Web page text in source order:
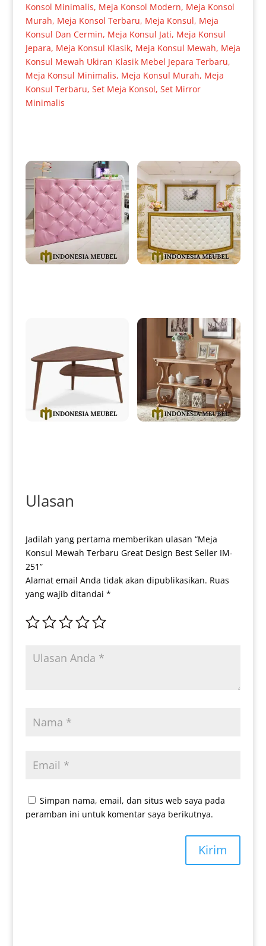
Konsol Minimalis, Meja Konsol Modern, Meja Konsol
Murah, Meja Konsol Terbaru, Meja Konsul, Meja
Konsul Dan Cermin, Meja Konsul Jati, Meja Konsul
Jepara, Meja Konsul Klasik, Meja Konsul Mewah, Meja
Konsul Mewah Ukiran Klasik Mebel Jepara Terbaru,
Meja Konsul Minimalis, Meja Konsul Murah, Meja
Konsul Terbaru, Set Meja Konsol, Set Mirror
Minimalis
Ulasan
Jadilah yang pertama memberikan ulasan “Meja
Konsul Mewah Terbaru Great Design Best Seller IM-
251”
Alamat email Anda tidak akan dipublikasikan. Ruas
yang wajib ditandai *
Simpan nama, email, dan situs web saya pada
peramban ini untuk komentar saya berikutnya.
Kirim